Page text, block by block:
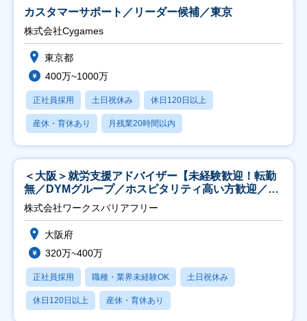
カスタマーサポート／リーダー候補／東京
株式会社Cygames
東京都
400万~1000万
正社員採用 土日祝休み 休日120日以上
産休・育休あり 月残業20時間以内
＜大阪＞就労支援アドバイザー【未経験歓迎！転勤
無／DYMグループ／ホスピタリティ高い方歓迎／土
日祝】
株式会社ワークスバリアフリー
大阪府
320万~400万
正社員採用 職種・業界未経験OK 土日祝休み
休日120日以上 産休・育休あり